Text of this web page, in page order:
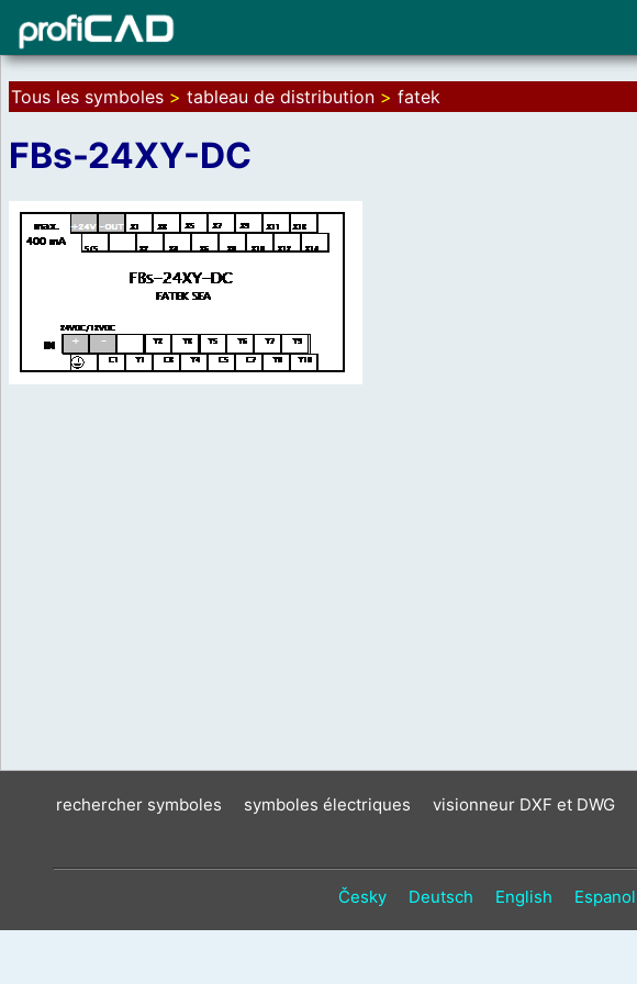
Tous les symboles > tableau de distribution > fatek
FBs-24XY-DC
rechercher symboles symboles électriques visionneur DXF et DWG
Česky Deutsch English Espanol